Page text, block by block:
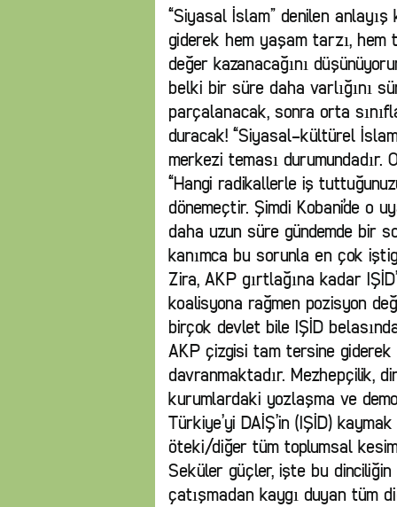
“Siyasal İslam” denilen
giderek hem yaşam tarzı, hem
değer kazanacağını
belki bir süre daha varlığını
parçalanacak, sonra orta
duracak! “Siyasal-kültürel
merkezi teması durumundadır.
“Hangi radikallerle iş
dönemeçtir. Şimdi Kobani’de o
daha uzun süre gündemde bir
kanımca bu sorunla en çok
Zira, AKP gırtlağına kadar
koalisyona rağmen pozisyon
birçok devlet bile IŞİD
AKP çizgisi tam tersine
davranmaktadır. Mezhepçilik,
kurumlardaki yozlaşma ve
Türkiye’yi DAİŞ’in (IŞİD)
öteki/diğer tüm toplumsal
Seküler güçler, işte bu
çatışmadan kaygı duyan tüm